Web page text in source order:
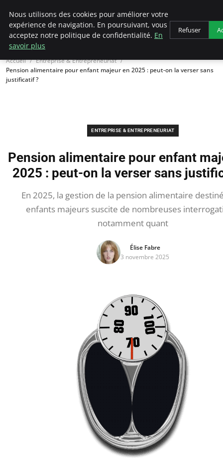
LECFCM
Accueil
Entreprise & Entrepreneuriat
Pension alimentaire pour enfant majeur en 2025 : peut-on la verser sans
justificatif ?
ENTREPRISE & ENTREPRENEURIAT
Pension alimentaire pour enfant
2025 : peut-on la verser sans
En 2025, la gestion de la pension alimentaire
enfants majeurs suscite de nombreuses
notamment quant
Élise Fabre
3 novembre 2025
Nous utilisons des cookies pour améliorer votre
expérience de navigation. En poursuivant, vous
acceptez notre politique de confidentialité. En
savoir plus
Refuser